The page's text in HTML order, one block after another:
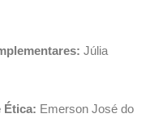
Júlia
Ética: Emerson José do